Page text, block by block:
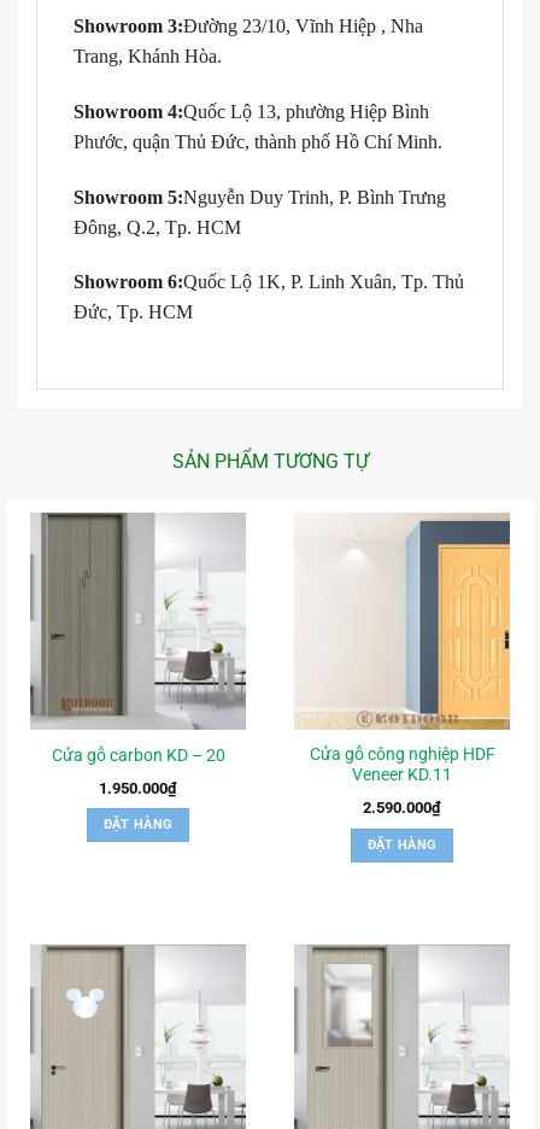
Showroom 3:Đường 23/10, Vĩnh Hiệp , Nha
Trang, Khánh Hòa.
Showroom 4:Quốc Lộ 13, phường Hiệp Bình
Phước, quận Thủ Đức, thành phố Hồ Chí Minh.
Showroom 5:Nguyễn Duy Trinh, P. Bình Trưng
Đông, Q.2, Tp. HCM
Showroom 6:Quốc Lộ 1K, P. Linh Xuân, Tp. Thủ
Đức, Tp. HCM
SẢN PHẨM TƯƠNG TỰ
Cửa gỗ carbon KD – 20
1.950.000₫
ĐẶT HÀNG
Cửa gỗ công nghiệp HDF
Veneer KD.11
2.590.000₫
ĐẶT HÀNG